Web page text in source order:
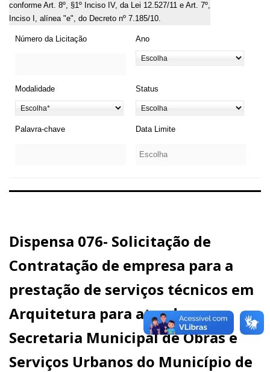
conforme Art. 8º, §1º Inciso IV, da Lei 12.527/11 e Art. 7º,
Inciso I, alínea "e", do Decreto nº 7.185/10.
Número da Licitação Ano
Modalidade Status
Palavra-chave Data Limite
Dispensa 076- Solicitação de
Contratação de empresa para a
prestação de serviços técnicos em
Arquitetura para atender a
Secretaria Municipal de Obras e
Serviços Urbanos do Município de